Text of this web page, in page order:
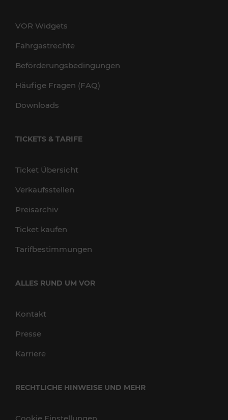
VOR Widgets
Fahrgastrechte
Beförderungsbedingungen
Häufige Fragen (FAQ)
Downloads
TICKETS & TARIFE
Ticket Übersicht
Verkaufsstellen
Preisarchiv
Ticket kaufen
Tarifbestimmungen
ALLES RUND UM VOR
Kontakt
Presse
Karriere
RECHTLICHE HINWEISE UND MEHR